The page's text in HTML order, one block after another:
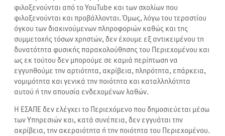
φιλοξενούνται από τo YouTube και των σχολίων που
φιλοξενούνται και προβάλλονται. Όμως, λόγω του τεραστίου
όγκου των διακινούμενων πληροφοριών καθώς και της
συμμετοχής τόσων χρηστών, δεν έχουμε εξ αντικειμένου τη
δυνατότητα φυσικής παρακολούθησης του Περιεχομένου και
ως εκ τούτου δεν μπορούμε σε καμιά περίπτωση να
εγγυηθούμε την αρτιότητα, ακρίβεια, πληρότητα, επάρκεια,
νομιμότητα και γενικά την ποιότητα και καταλληλότητα
αυτού ή την απουσία ενδεχομένων λαθών.
Η ΕΣΑΠΕ δεν ελέγχει το Περιεχόμενο που δημοσιεύεται μέσω
των Υπηρεσιών και, κατά συνέπεια, δεν εγγυάται την
ακρίβεια, την ακεραιότητα ή την ποιότητα του Περιεχομένου.